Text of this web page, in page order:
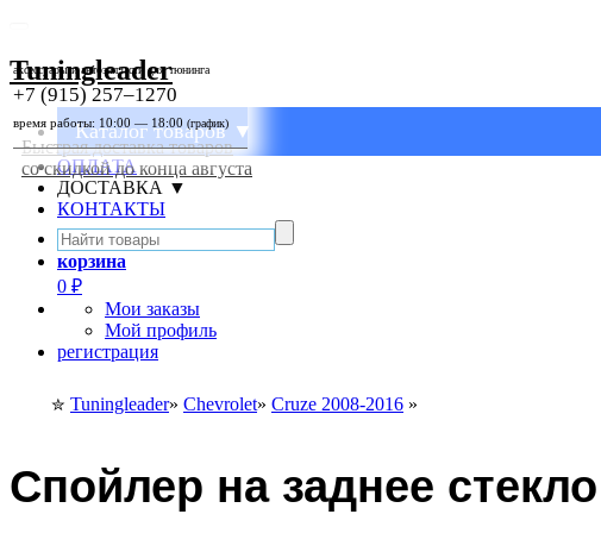
Tuningleader
аксессуары и автозапчасти для тюнинга
+7 (915) 257–1270
время работы: 10:00 — 18:00 (график)
Быстрая доставка товаров
со скидкой до конца августа
Каталог товаров ▼
ОПЛАТА
ДОСТАВКА ▼
КОНТАКТЫ
корзина
0 ₽
Мои заказы
Мой профиль
регистрация
✮ Tuningleader» Chevrolet» Cruze 2008-2016 »
Спойлер на заднее